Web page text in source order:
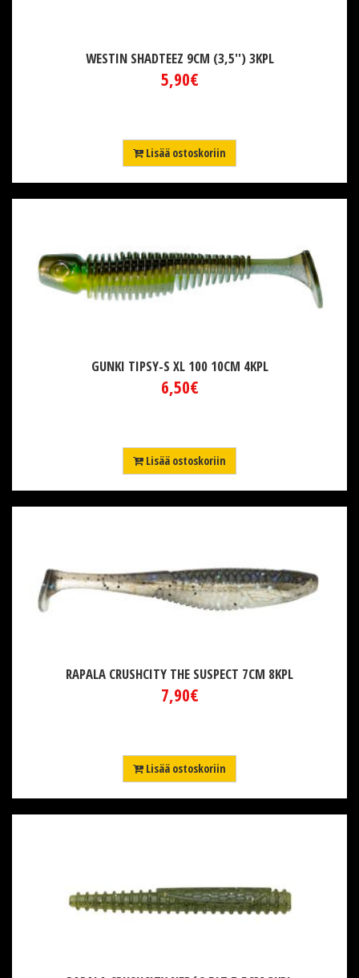
WESTIN SHADTEEZ 9CM (3,5'') 3KPL
5,90€
Lisää ostoskoriin
GUNKI TIPSY-S XL 100 10CM 4KPL
6,50€
Lisää ostoskoriin
RAPALA CRUSHCITY THE SUSPECT 7CM 8KPL
7,90€
Lisää ostoskoriin